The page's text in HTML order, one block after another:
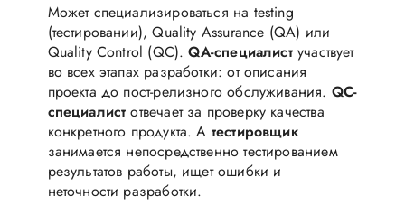
Может специализироваться на testing
(тестировании), Quality Assurance (QA) или
Quality Control (QC).QA-специалистучаствует
во всех этапах разработки: от описания
проекта до пост-релизного обслуживания. QC-
специалистотвечает за проверку качества
конкретного продукта. А тестировщик
занимается непосредственно тестированием
результатов работы, ищет ошибки и
неточности разработки.